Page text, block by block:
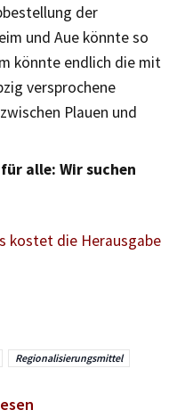
der
und Aue könnte so
könnte endlich die mit
versprochene
Plauen und
alle: Wir suchen
kostet die Herausgabe
Regionalisierungsmittel